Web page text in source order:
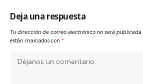
Deja una respuesta
Tu dirección de correo electrónico no será publicada.
están marcados con *